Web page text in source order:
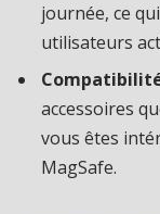
journée, ce
utilisateurs
accessoires
vous êtes
MagSafe.